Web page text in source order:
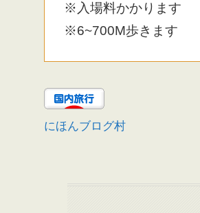
※入場料かかります
※6~700M歩きます
にほんブログ村